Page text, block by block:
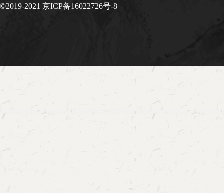
©2019-2021 京ICP备16022726号-8